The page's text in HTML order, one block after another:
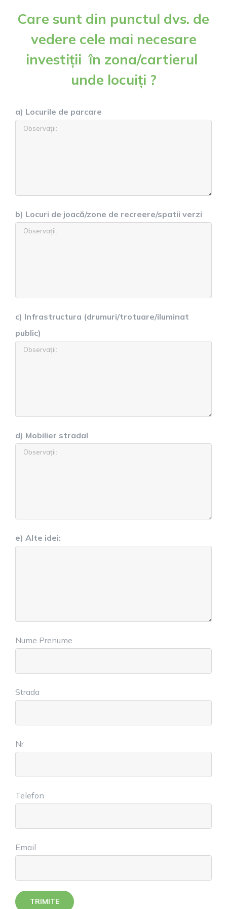
BUGET
Care sunt din punctul dvs. de
vedere cele mai necesare
investiții în zona/cartierul
unde locuiți ?
a) Locurile de parcare
b) Locuri de joacă/zone de recreere/spatii verzi
c) Infrastructura (drumuri/trotuare/iluminat
public)
d) Mobilier stradal
e) Alte idei:
Nume Prenume
Strada
Nr
Telefon
Email